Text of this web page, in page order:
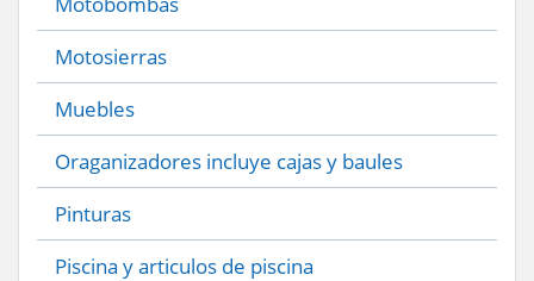
Motosierras
Muebles
Oraganizadores incluye cajas y baules
Pinturas
Piscina y articulos de piscina